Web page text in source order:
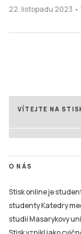
22. listopadu 2023 •
VÍTEJTE NA
O NÁS
Stisk online je
studenty Katedry
studií Masarykovy